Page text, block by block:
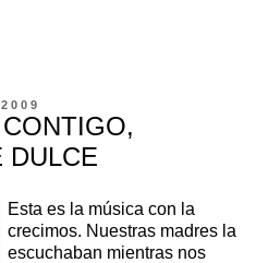
DULCE
Esta es la música con la
crecimos. Nuestras madres la
escuchaban mientras nos